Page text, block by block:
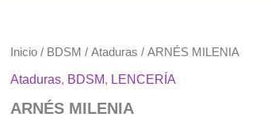
Inicio/ BDSM / Ataduras / ARNÉS MILENIA
Ataduras, BDSM, LENCERÍA
ARNÉS MILENIA
ARNÉS
cantidad